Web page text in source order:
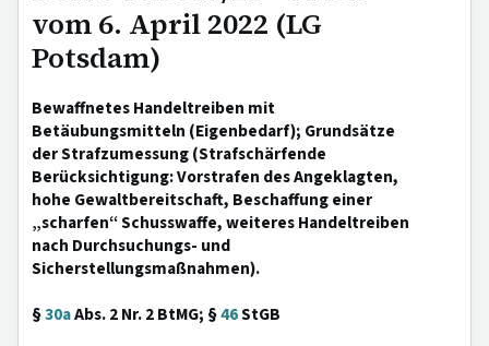
vom 6. April 2022 (LG
Potsdam)
Bewaffnetes Handeltreiben mit
Betäubungsmitteln (Eigenbedarf); Grundsätze
der Strafzumessung (Strafschärfende
Berücksichtigung: Vorstrafen des Angeklagten,
hohe Gewaltbereitschaft, Beschaffung einer
„scharfen“ Schusswaffe, weiteres Handeltreiben
nach Durchsuchungs- und
Sicherstellungsmaßnahmen).
§30aAbs. 2 Nr. 2 BtMG; §46StGB